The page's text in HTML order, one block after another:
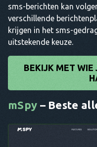
sms-berichten kan
verschillende
krijgen in het sms-
uitstekende keuze.
BEKIJK MET WIE
mSpy – Beste